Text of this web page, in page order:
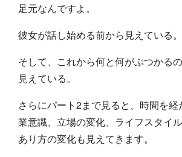
足元なんですよ。
彼女が話し始める前から見えている。
そして、これから何と何がぶつかる
見えている。
さらにパート2まで見ると、時間を
業意識、立場の変化、ライフスタイ
あり方の変化も見えてきます。